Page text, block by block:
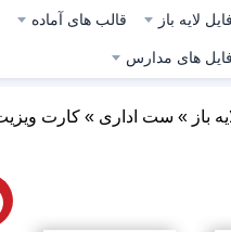
فایل لایه باز قالب های آماده
فایل های مدارس
باز » ست اداری » کارت ویزیت